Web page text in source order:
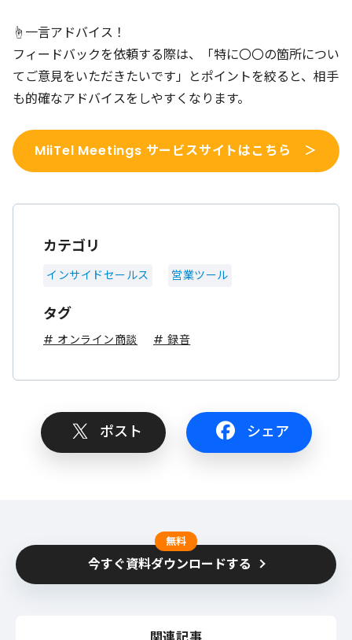
☝️一言アドバイス！
フィードバックを依頼する際は、「特に〇〇の箇所につい
てご意見をいただきたいです」とポイントを絞ると、相手
も的確なアドバイスをしやすくなります。
MiiTel Meetings サービスサイトはこちら ＞
カテゴリ
インサイドセールス 営業ツール
タグ
# オンライン商談 # 録音
ポスト シェア
無料
今すぐ資料ダウンロードする